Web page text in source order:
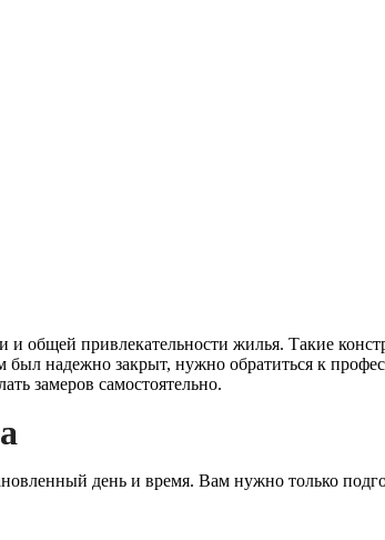
общей привлекательности жилья. Такие
надежно закрыт, нужно обратиться к
замеров самостоятельно.
день и время. Вам нужно только